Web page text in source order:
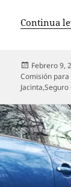
Continua
Publicado
el
Febrero 9,
Comisión
Jacinta,Seguro